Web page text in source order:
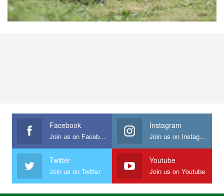
Facebook
Join us on Facebook
Instagram
Join us on Instagram
Twitter
Join us on Twitter
Youtube
Join us on Youtube